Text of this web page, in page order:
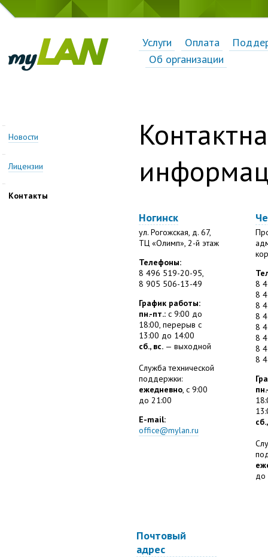
Услуги Оплата
Об организации
Новости
Лицензии
Контакты
Ногинск
ул. Рогожская, д. 67,
ТЦ «Олимп», 2-й этаж
Телефоны:
8 496 519-20-95,
8 905 506-13-49
График работы:
пн.-пт.: с 9:00 до
18:00, перерыв с
13:00 до 14:00
сб., вс. — выходной
Служба технической
поддержки:
ежедневно, с 9:00
до 21:00
E-mail:
office@mylan.ru
8
8
8
8
8
8
8
8
до
Почтовый
адрес